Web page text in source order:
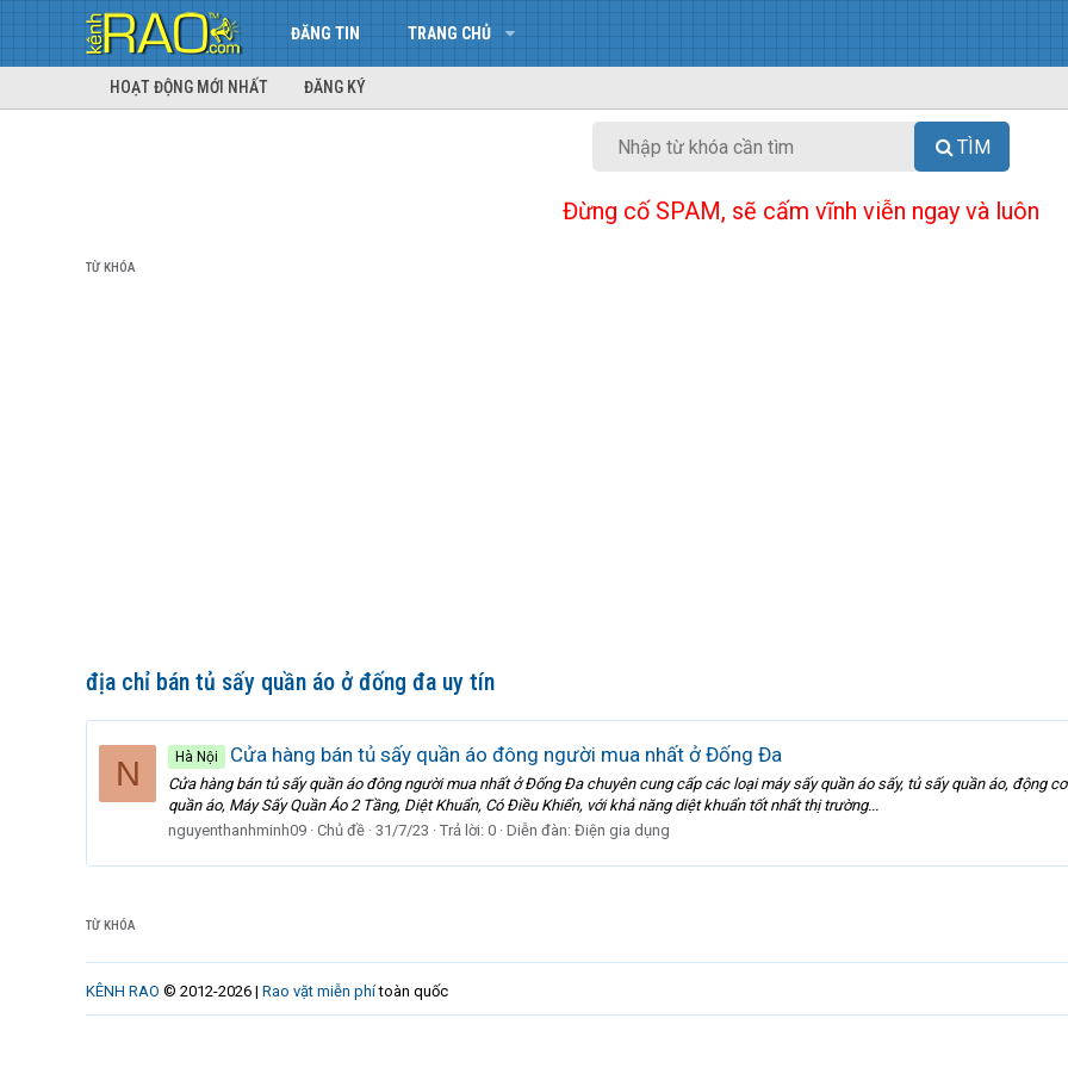
ĐĂNG TIN TRANG CHỦ
HOẠT ĐỘNG MỚI NHẤT ĐĂNG KÝ
TÌM
Đừng cố SPAM, sẽ cấm vĩnh viễn ngay và luôn
TỪ KHÓA
địa chỉ bán tủ sấy quần áo ở đống đa uy tín
N Hà Nội Cửa hàng bán tủ sấy quần áo đông người mua nhất ở Đống Đa
Cửa hàng bán tủ sấy quần áo đông người mua nhất ở Đống Đa chuyên cung cấp các loại máy sấy quần áo sấy, tủ sấy quần áo, động
quần áo, Máy Sấy Quần Áo 2 Tầng, Diệt Khuẩn, Có Điều Khiển, với khả năng diệt khuẩn tốt nhất thị trường...
nguyenthanhminh09 Chủ đề 31/7/23 Trả lời: 0 Diễn đàn: Điện gia dụng
TỪ KHÓA
KÊNH RAO © 2012-2026 | Rao vặt miễn phítoàn quốc